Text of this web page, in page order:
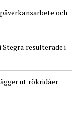
och
resulterade i
ut rökridåer